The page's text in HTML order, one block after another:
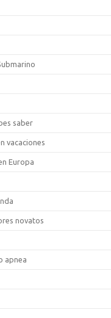
saber
vacaciones
Europa
novatos
apnea